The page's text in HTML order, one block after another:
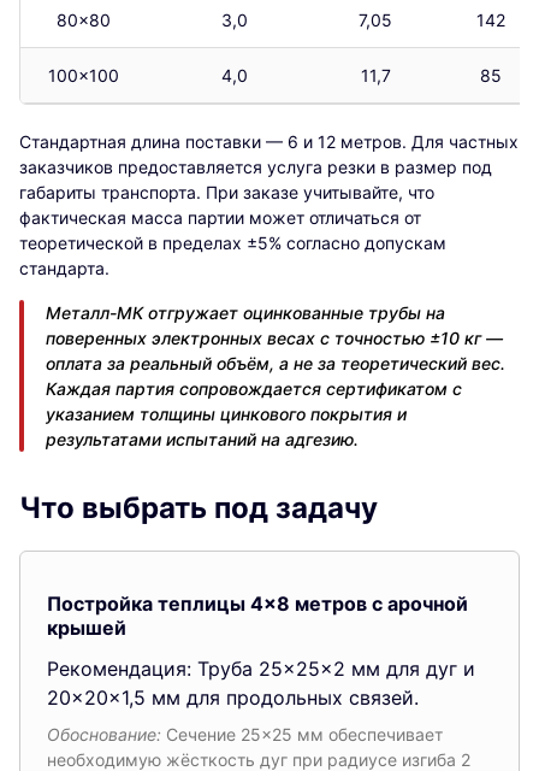
80×80 3,0 7,05 142
100×100 4,0 11,7 85
Стандартная длина поставки — 6 и 12 метров. Для частных
заказчиков предоставляется услуга резки в размер под
габариты транспорта. При заказе учитывайте, что
фактическая масса партии может отличаться от
теоретической в пределах ±5% согласно допускам
стандарта.
Металл-МК отгружает оцинкованные трубы на
поверенных электронных весах с точностью ±10 кг —
оплата за реальный объём, а не за теоретический вес.
Каждая партия сопровождается сертификатом с
указанием толщины цинкового покрытия и
результатами испытаний на адгезию.
Что выбрать под задачу
Постройка теплицы 4×8 метров с арочной
крышей
Рекомендация: Труба 25×25×2 мм для дуг и
20×20×1,5 мм для продольных связей.
Обоснование: Сечение 25×25 мм обеспечивает
необходимую жёсткость дуг при радиусе изгиба 2